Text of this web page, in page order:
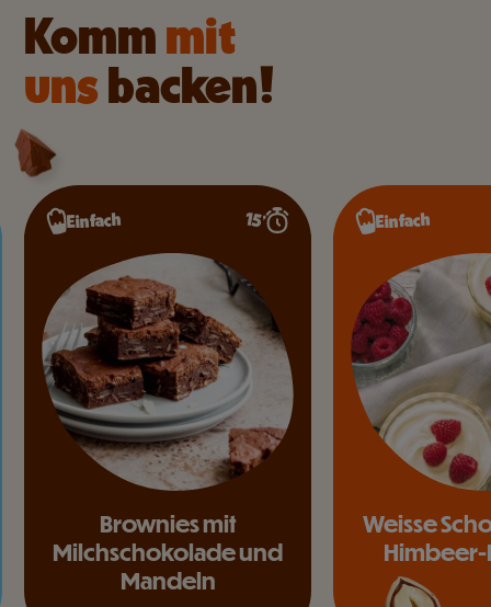
Kommmit
unsbacken!
Einfach 15’
Brownies mit
Milchschokolade und
Mandeln
Einfach
Weisse